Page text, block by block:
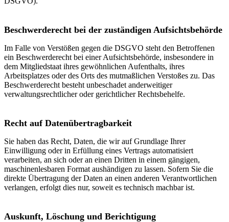
Beschwerde­recht bei der zuständigen Aufsichts­behörde
Im Falle von Verstößen gegen die DSGVO steht den Betroffenen
ein Beschwerderecht bei einer Aufsichtsbehörde, insbesondere in
dem Mitgliedstaat ihres gewöhnlichen Aufenthalts, ihres
Arbeitsplatzes oder des Orts des mutmaßlichen Verstoßes zu. Das
Beschwerderecht besteht unbeschadet anderweitiger
verwaltungsrechtlicher oder gerichtlicher Rechtsbehelfe.
Recht auf Daten­übertrag­barkeit
Sie haben das Recht, Daten, die wir auf Grundlage Ihrer
Einwilligung oder in Erfüllung eines Vertrags automatisiert
verarbeiten, an sich oder an einen Dritten in einem gängigen,
maschinenlesbaren Format aushändigen zu lassen. Sofern Sie die
direkte Übertragung der Daten an einen anderen Verantwortlichen
verlangen, erfolgt dies nur, soweit es technisch machbar ist.
Auskunft, Löschung und Berichtigung